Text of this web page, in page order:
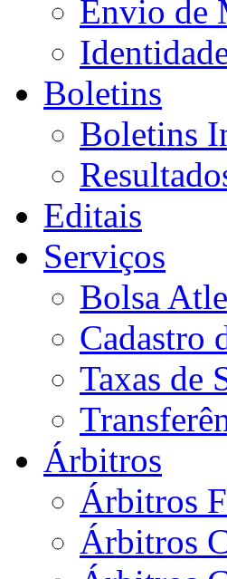
Envio de
Boletins
Boletins
Editais
Serviços
Bolsa
Cadastro
Taxas de
Árbitros
Árbitros
Árbitros